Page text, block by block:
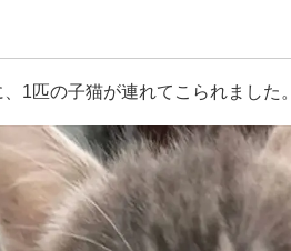
1匹の子猫が連れてこられました。